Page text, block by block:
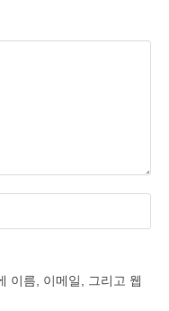
이름, 이메일, 그리고 웹